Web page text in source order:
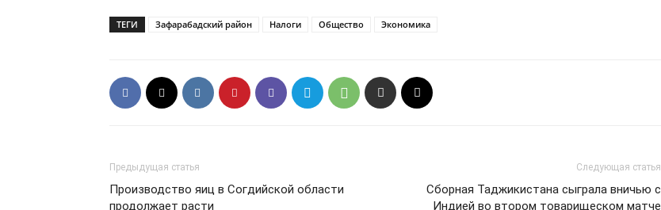
ТЕГИ Зафарабадский район Налоги Общество Экономика
Предыдущая статья
Производство яиц в Согдийской области
продолжает расти
Следующая статья
Сборная Таджикистана сыграла вничью с
Индией во втором товарищеском матче